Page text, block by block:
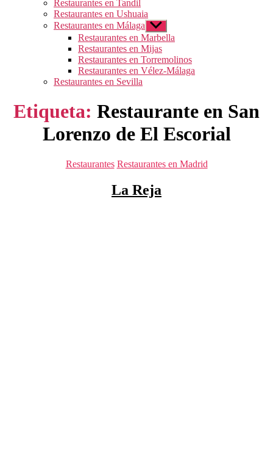
Restaurantes en Tandil
Restaurantes en Ushuaia
Restaurantes en Málaga Mostrar
el
submenú
Restaurantes en Marbella
Restaurantes en Mijas
Restaurantes en Torremolinos
Restaurantes en Vélez-Málaga
Restaurantes en Sevilla
Etiqueta: Restaurante en San
Lorenzo de El Escorial
Categorías
Restaurantes Restaurantes en Madrid
La Reja